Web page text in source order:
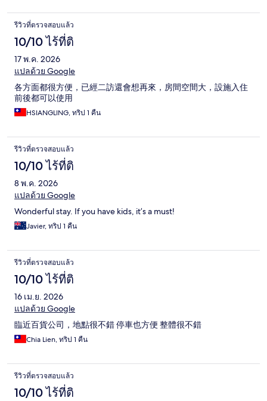
รีวิวที่ตรวจสอบแล้ว
10/10 ไร้ที่ติ
17 พ.ค. 2026
แปลด้วย Google
各方面都很方便，已經二訪還會想再來，房間空間大，設施入住
前後都可以使用
HSIANGLING, ทริป 1 คืน
รีวิวที่ตรวจสอบแล้ว
10/10 ไร้ที่ติ
8 พ.ค. 2026
แปลด้วย Google
Wonderful stay. If you have kids, it’s a must!
Javier, ทริป 1 คืน
รีวิวที่ตรวจสอบแล้ว
10/10 ไร้ที่ติ
16 เม.ย. 2026
แปลด้วย Google
臨近百貨公司，地點很不錯 停車也方便 整體很不錯
Chia Lien, ทริป 1 คืน
รีวิวที่ตรวจสอบแล้ว
10/10 ไร้ที่ติ